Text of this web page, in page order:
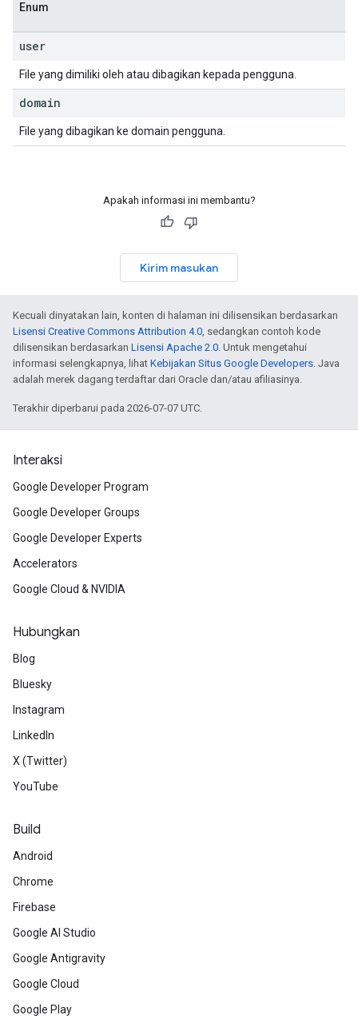
Enum
user
File yang dimiliki oleh atau dibagikan kepada pengguna.
domain
File yang dibagikan ke domain pengguna.
Apakah informasi ini membantu?
Kirim masukan
Kecuali dinyatakan lain, konten di halaman ini dilisensikan berdasarkan
Lisensi Creative Commons Attribution 4.0, sedangkan contoh kode
dilisensikan berdasarkan Lisensi Apache 2.0. Untuk mengetahui
informasi selengkapnya, lihat Kebijakan Situs Google Developers. Java
adalah merek dagang terdaftar dari Oracle dan/atau afiliasinya.
Terakhir diperbarui pada 2026-07-07 UTC.
Interaksi
Google Developer Program
Google Developer Groups
Google Developer Experts
Accelerators
Google Cloud & NVIDIA
Hubungkan
Blog
Bluesky
Instagram
LinkedIn
X (Twitter)
YouTube
Build
Android
Chrome
Firebase
Google AI Studio
Google Antigravity
Google Cloud
Google Play